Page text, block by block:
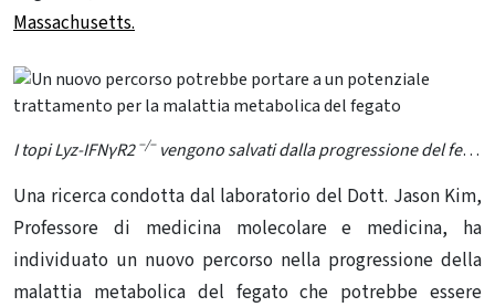
Massachusetts.
I topi Lyz-IFNγR2−/−vengono salvati dalla progressione del fegato grasso in MASH. Credito: Nature Communications (2024).
Una ricerca condotta dal laboratorio del Dott. Jason Kim,
Professore di medicina molecolare e medicina, ha
individuato un nuovo percorso nella progressione della
malattia metabolica del fegato che potrebbe essere